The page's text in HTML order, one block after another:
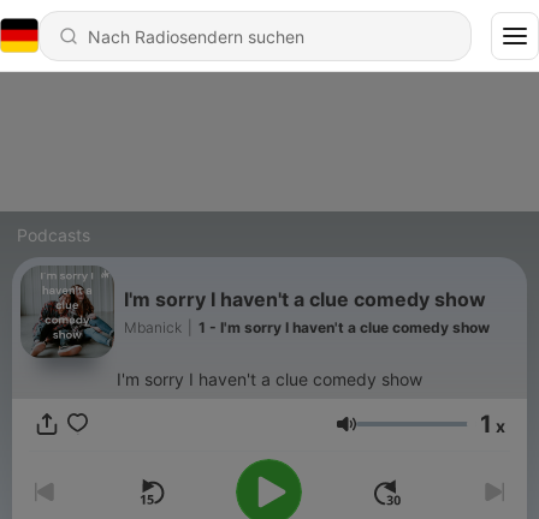
Podcasts
I'm sorry I haven't a clue comedy show
Mbanick 1 - I'm sorry I haven't a clue comedy show
I'm sorry I haven't a clue comedy show
Lautstärke 1 x